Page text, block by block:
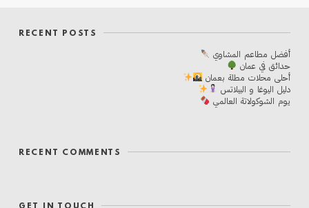
RECENT POSTS
أفضل مطاعم المشاوي
حدائق في عمان
أحلی محلات مطلة بعمان
دليل اليوغا و البيلاتس
يوم الشوكولاتة العالمي
RECENT COMMENTS